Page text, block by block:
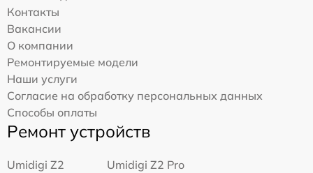
Контакты
Вакансии
О компании
Ремонтируемые модели
Наши услуги
Согласие на обработку персональных данных
Способы оплаты
Ремонт устройств
Umidigi Z2
Umidigi Z2 Pro